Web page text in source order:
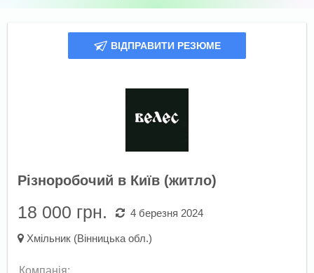
ВІДПРАВИТИ РЕЗЮМЕ
Різноробочий в Київ (житло)
18 000 грн. 4 березня 2024
Хмільник (Вінницька обл.)
Компанія: